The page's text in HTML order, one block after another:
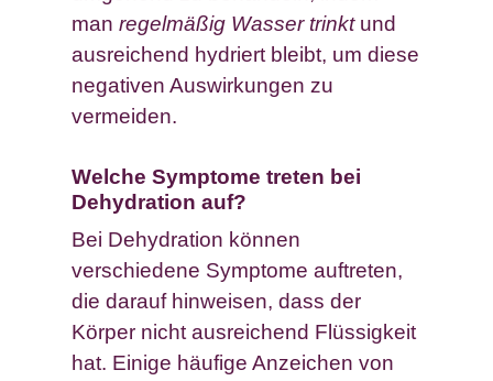
man regelmäßig Wasser trinktund
ausreichend hydriert bleibt, um diese
negativen Auswirkungen zu
vermeiden.
Welche Symptome treten bei
Dehydration auf?
Bei Dehydration können
verschiedene Symptome auftreten,
die darauf hinweisen, dass der
Körper nicht ausreichend Flüssigkeit
hat. Einige häufige Anzeichen von